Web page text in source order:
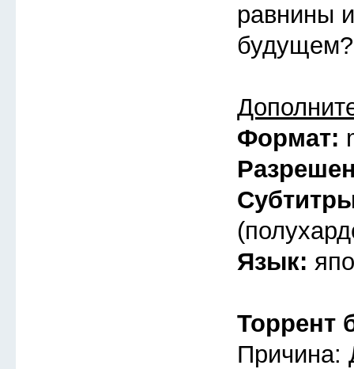
равнины
будущем?
Формат:
Язык:
Торрент
Причина: